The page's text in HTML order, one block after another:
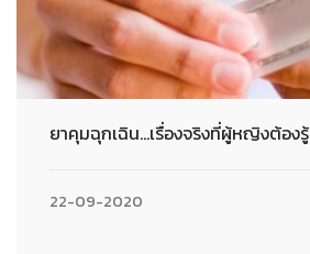
ยาคุมฉุกเฉิน…เรื่องจริงที่ผู้หญิงต้องรู้
22-09-2020